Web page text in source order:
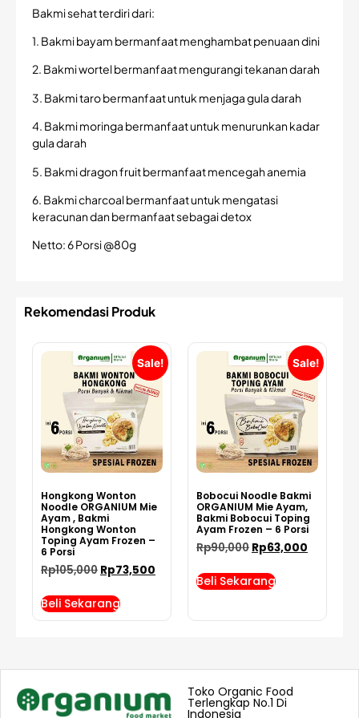
Bakmi sehat terdiri dari:
1. Bakmi bayam bermanfaat menghambat penuaan dini
2. Bakmi wortel bermanfaat mengurangi tekanan darah
3. Bakmi taro bermanfaat untuk menjaga gula darah
4. Bakmi moringa bermanfaat untuk menurunkan kadar
gula darah
5. Bakmi dragon fruit bermanfaat mencegah anemia
6. Bakmi charcoal bermanfaat untuk mengatasi
keracunan dan bermanfaat sebagai detox
Netto: 6 Porsi @80g
Rekomendasi Produk
Sale!
Hongkong Wonton
Noodle ORGANIUM Mie
Ayam , Bakmi
Hongkong Wonton
Toping Ayam Frozen –
6 Porsi
Rp105,000 Rp73,500
Beli Sekarang
Sale!
Bobocui Noodle Bakmi
ORGANIUM Mie Ayam,
Bakmi Bobocui Toping
Ayam Frozen – 6 Porsi
Rp90,000 Rp63,000
Beli Sekarang
Toko Organic Food
Terlengkap No.1 Di
Indonesia